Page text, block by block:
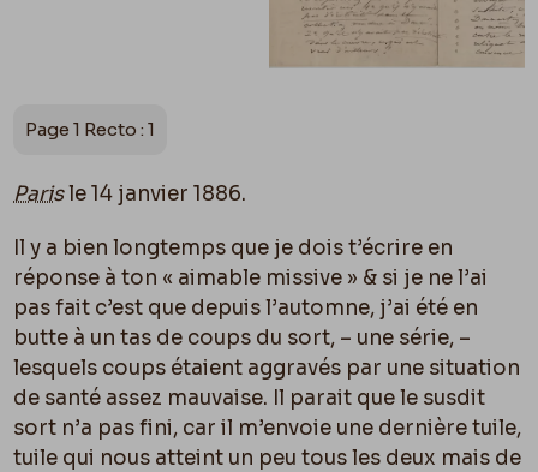
Page 1 Recto : 1
Parisle 14 janvier 1886.
Il y a bien longtemps que je dois t’écrire en
réponse à ton « aimable missive » & si je ne l’ai
pas fait c’est que depuis l’automne, j’ai été en
butte à un tas de coups du sort, – une série, –
lesquels coups étaient aggravés par une situation
de santé assez mauvaise. Il parait que le susdit
sort n’a pas fini, car il m’envoie une dernière tuile,
tuile qui nous atteint un peu tous les deux mais de